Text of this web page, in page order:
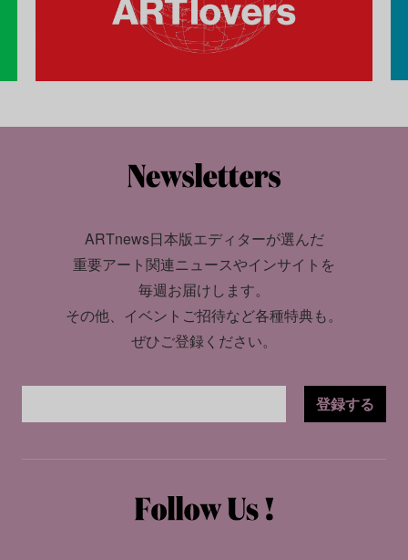
ARTnews日本版エディターが選んだ
重要アート関連ニュースやインサイトを
毎週お届けします。
その他、イベントご招待など各種特典も。
ぜひご登録ください。
登録する